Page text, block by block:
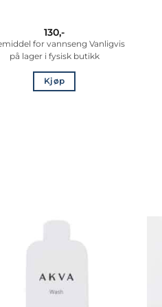
130,-
for vannseng Vanligvis
på lager i fysisk butikk
Kjøp